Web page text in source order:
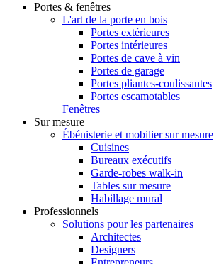
Portes & fenêtres
L'art de la porte en bois
Portes extérieures
Portes intérieures
Portes de cave à vin
Portes de garage
Portes pliantes-coulissantes
Portes escamotables
Fenêtres
Sur mesure
Ébénisterie et mobilier sur mesure
Cuisines
Bureaux exécutifs
Garde-robes walk-in
Tables sur mesure
Habillage mural
Professionnels
Solutions pour les partenaires
Architectes
Designers